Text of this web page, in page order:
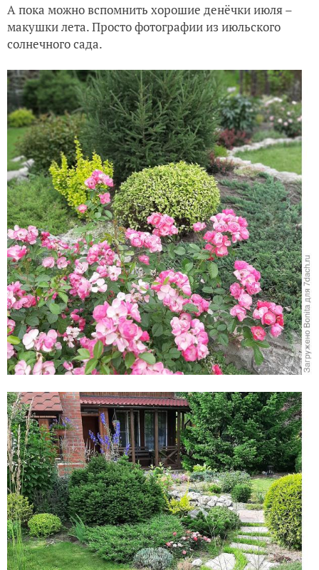
А пока можно вспомнить хорошие денёчки июля –
макушки лета. Просто фотографии из июльского
солнечного сада.